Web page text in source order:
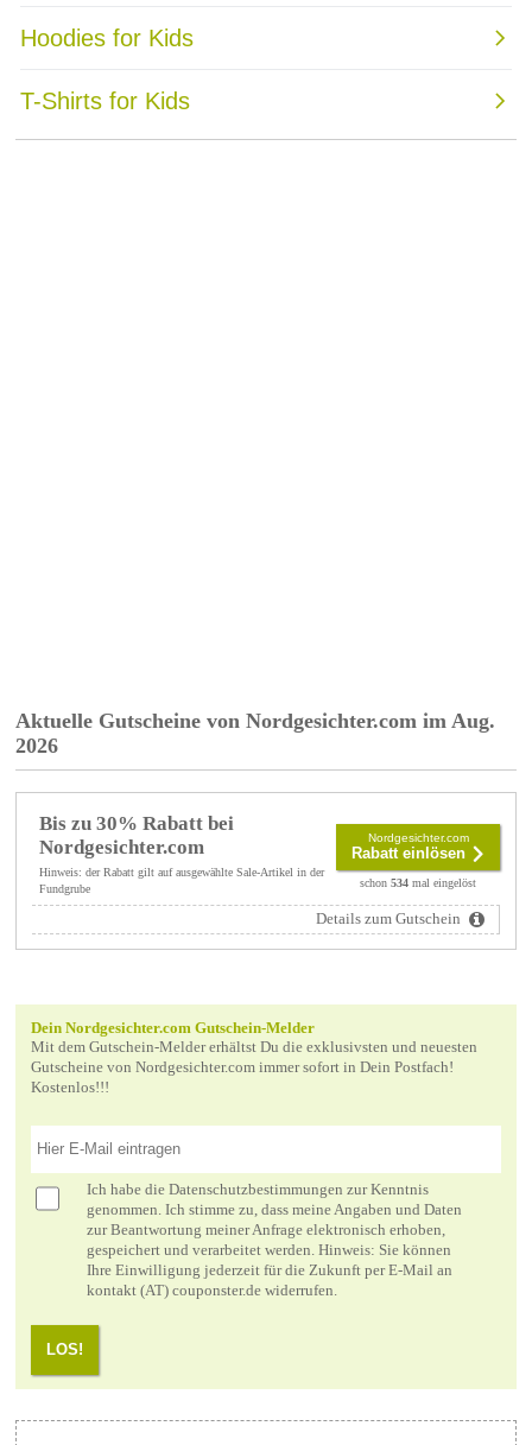
Aktuelle Gutscheine von Nordgesichter.com im Aug.
2026
Bis zu 30% Rabatt bei
Nordgesichter.com
Hinweis: der Rabatt gilt auf ausgewählte Sale-Artikel in der
Fundgrube
Nordgesichter.com
Rabatt einlösen
schon534 mal eingelöst
Details zum Gutschein
Dein Nordgesichter.com Gutschein-Melder
Mit dem Gutschein-Melder erhältst Du die exklusivsten und neuesten
Gutscheine von Nordgesichter.com immer sofort in Dein Postfach!
Kostenlos!!!
Ich habe die Datenschutzbestimmungen zur Kenntnis
genommen. Ich stimme zu, dass meine Angaben und Daten
zur Beantwortung meiner Anfrage elektronisch erhoben,
gespeichert und verarbeitet werden. Hinweis: Sie können
Ihre Einwilligung jederzeit für die Zukunft per E-Mail an
kontakt (AT) couponster.de widerrufen.
LOS!